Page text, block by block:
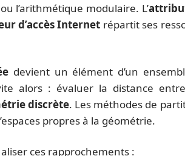
l’arithmétique modulaire. L’
d’accès Internet répartit ses
devient un élément d’un
alors : évaluer la distance
discrète. Les méthodes de
propres à la géométrie.
ces rapprochements :